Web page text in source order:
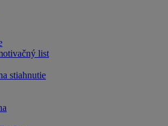
list
stiahnutie